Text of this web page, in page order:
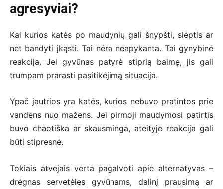
agresyviai?
Kai kurios katės po maudynių gali šnypšti, slėptis ar
net bandyti įkąsti. Tai nėra neapykanta. Tai gynybinė
reakcija. Jei gyvūnas patyrė stiprią baimę, jis gali
trumpam prarasti pasitikėjimą situacija.
Ypač jautrios yra katės, kurios nebuvo pratintos prie
vandens nuo mažens. Jei pirmoji maudymosi patirtis
buvo chaotiška ar skausminga, ateityje reakcija gali
būti stipresnė.
Tokiais atvejais verta pagalvoti apie alternatyvas –
drėgnas servetėles gyvūnams, dalinį prausimą ar